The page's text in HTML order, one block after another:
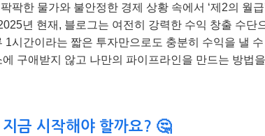
팍한 물가와 불안정한 경제 상황 속에서 ‘제2의 월
년 현재, 블로그는 여전히 강력한 수익 창출 수단
1시간이라는 짧은 투자만으로도 충분히 수익을 낼
구애받지 않고 나만의 파이프라인을 만드는 방법
금 시작해야 할까요? 🤔